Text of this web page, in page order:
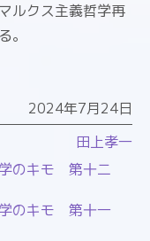
ルクス主義哲学再
。
2024年7月24日
田上孝一
のキモ 第十二
のキモ 第十一